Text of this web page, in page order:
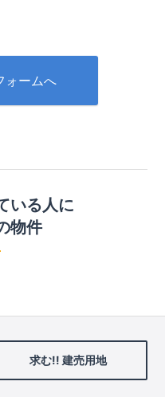
ォームへ
いる人に
物件
求む!! 建売用地